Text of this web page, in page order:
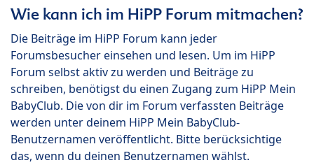
Wie kann ich im HiPP Forum mitmachen?
Die Beiträge im HiPP Forum kann jeder
Forumsbesucher einsehen und lesen. Um im HiPP
Forum selbst aktiv zu werden und Beiträge zu
schreiben, benötigst du einen Zugang zum HiPP Mein
BabyClub. Die von dir im Forum verfassten Beiträge
werden unter deinem HiPP Mein BabyClub-
Benutzernamen veröffentlicht. Bitte berücksichtige
das, wenn du deinen Benutzernamen wählst.